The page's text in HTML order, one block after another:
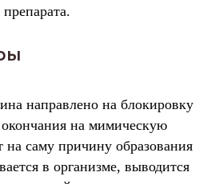
направлено на блокировку
на мимическую
саму причину образования
в организме, выводится